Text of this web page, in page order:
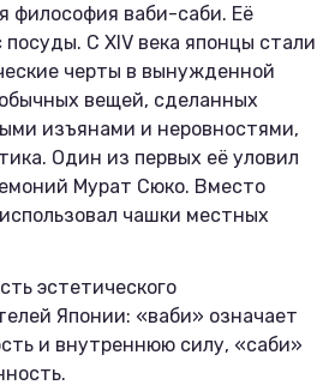
философия ваби-саби. Её
посуды. С XIV века японцы стали
черты в вынужденной
вещей, сделанных
изъянами и неровностями,
Один из первых её уловил
Мурат Сюко. Вместо
чашки местных
эстетического
Японии: «ваби» означает
и внутреннюю силу, «саби»